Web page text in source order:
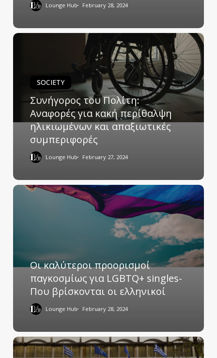
Lounge Hub February 28, 2024
SOCIETY
Συνήγορος του Πολίτη:
Αναφορές για κακή περίθαλψη
ηλικιωμένων και απαξιωτικές
συμπεριφορές
Lounge Hub February 27, 2024
Οι καλύτεροι προορισμοί
παγκοσμίως για LGBTQ+ singles-
Που βρίσκονται οι ελληνικοί
Lounge Hub February 28, 2024